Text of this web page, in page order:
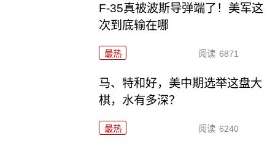
F-35真被波斯导弹端了！美军这
次到底输在哪
最热 阅读 6871
马、特和好，美中期选举这盘大
棋，水有多深？
最热 阅读 6240